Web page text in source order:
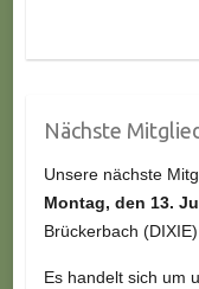
Nächste
Unsere nächste
Montag, den 13.
Brückerbach
Es handelt sich um